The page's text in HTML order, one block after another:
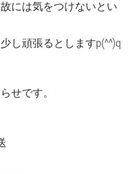
には気をつけないとい
し頑張るとしますp(^^)q
せです。